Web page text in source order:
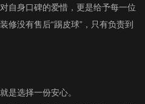
自身口碑的爱惜，更是给予每一位
没有售后“踢皮球”，只有负责到
是选择一份安心。